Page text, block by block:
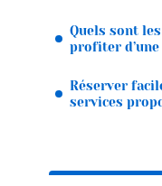
Quels sont
profiter
Réserver
services